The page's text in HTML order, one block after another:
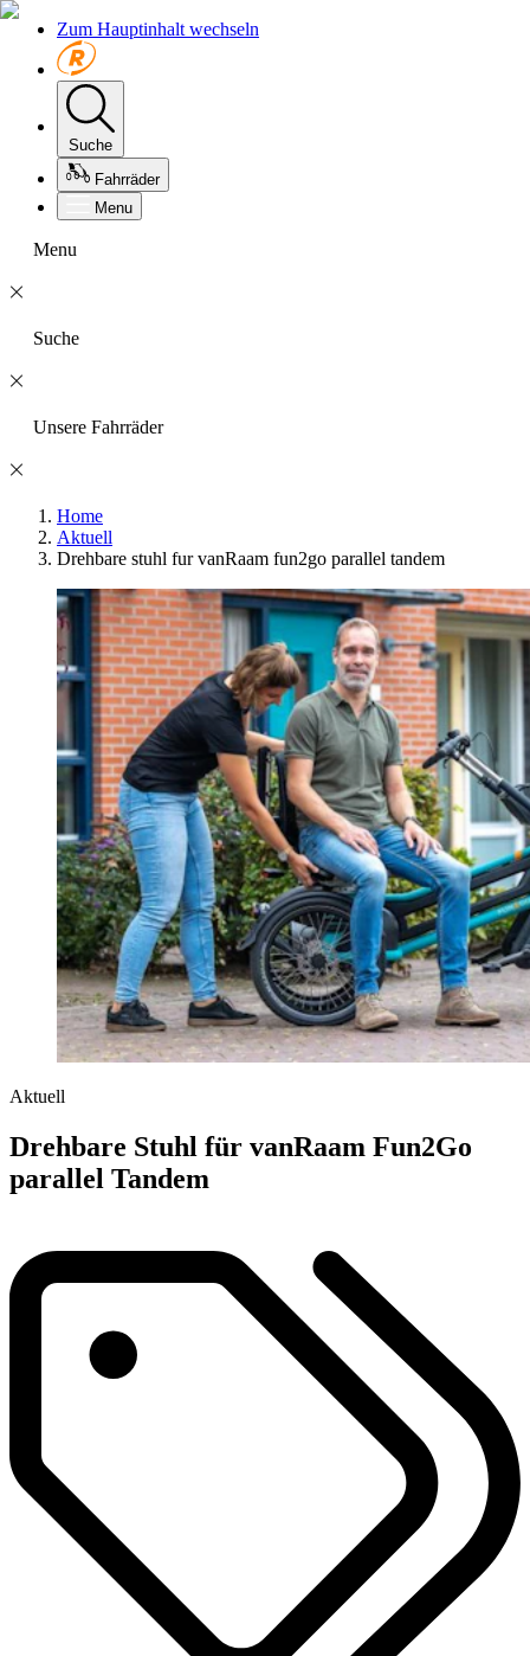
Zum Hauptinhalt wechseln
Suche
Fahrräder
Menu
Menu
Suche
Unsere Fahrräder
Home
Aktuell
Drehbare stuhl fur vanRaam fun2go parallel tandem
Aktuell
Drehbare Stuhl für vanRaam Fun2Go
parallel Tandem